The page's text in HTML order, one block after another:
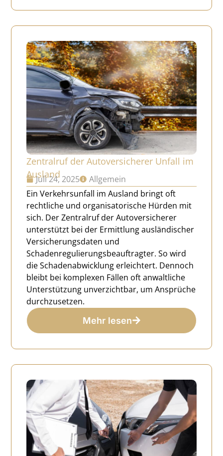
Zentralruf der Autoversicherer Unfall im
Ausland
Juli 24, 2025
Allgemein
Ein Verkehrsunfall im Ausland bringt oft
rechtliche und organisatorische Hürden mit
sich. Der Zentralruf der Autoversicherer
unterstützt bei der Ermittlung ausländischer
Versicherungsdaten und
Schadenregulierungsbeauftragter. So wird
die Schadenabwicklung erleichtert. Dennoch
bleibt bei komplexen Fällen oft anwaltliche
Unterstützung unverzichtbar, um Ansprüche
durchzusetzen.
Mehr lesen